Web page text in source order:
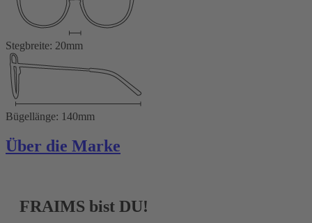
Stegbreite: 20mm
Bügellänge: 140mm
Über die Marke
FRAIMS bist DU!